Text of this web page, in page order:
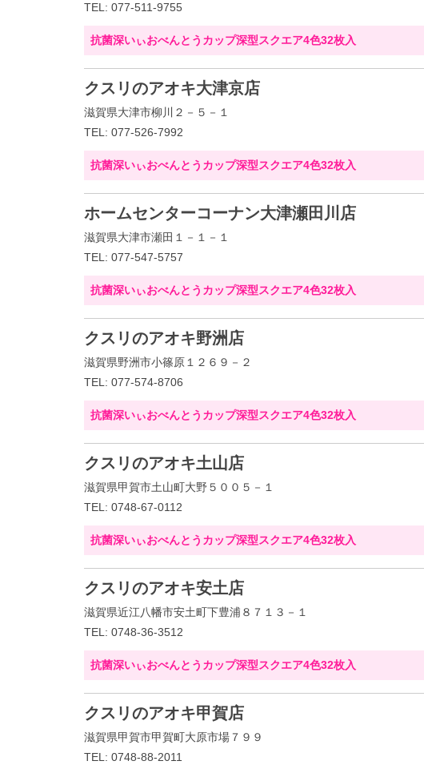
TEL: 077-511-9755
抗菌深いぃおべんとうカップ深型スクエア4色32枚入
クスリのアオキ大津京店
滋賀県大津市柳川２－５－１
TEL: 077-526-7992
抗菌深いぃおべんとうカップ深型スクエア4色32枚入
ホームセンターコーナン大津瀬田川店
滋賀県大津市瀬田１－１－１
TEL: 077-547-5757
抗菌深いぃおべんとうカップ深型スクエア4色32枚入
クスリのアオキ野洲店
滋賀県野洲市小篠原１２６９－２
TEL: 077-574-8706
抗菌深いぃおべんとうカップ深型スクエア4色32枚入
クスリのアオキ土山店
滋賀県甲賀市土山町大野５００５－１
TEL: 0748-67-0112
抗菌深いぃおべんとうカップ深型スクエア4色32枚入
クスリのアオキ安土店
滋賀県近江八幡市安土町下豊浦８７１３－１
TEL: 0748-36-3512
抗菌深いぃおべんとうカップ深型スクエア4色32枚入
クスリのアオキ甲賀店
滋賀県甲賀市甲賀町大原市場７９９
TEL: 0748-88-2011